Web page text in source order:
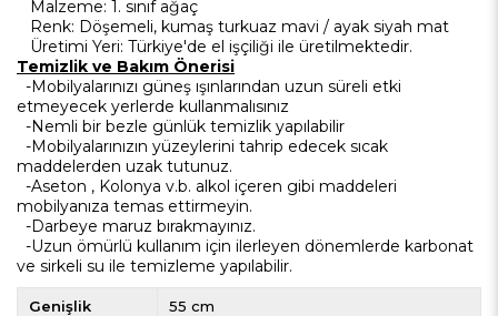
Malzeme: 1. sınıf ağaç
Renk: Döşemeli, kumaş turkuaz mavi / ayak siyah mat
Üretimi Yeri: Türkiye'de el işçiliği ile üretilmektedir.
Temizlik ve Bakım Önerisi
-Mobilyalarınızı güneş ışınlarından uzun süreli etki
etmeyecek yerlerde kullanmalısınız
-Nemli bir bezle günlük temizlik yapılabilir
-Mobilyalarınızın yüzeylerini tahrip edecek sıcak
maddelerden uzak tutunuz.
-Aseton , Kolonya v.b. alkol içeren gibi maddeleri
mobilyanıza temas ettirmeyin.
-Darbeye maruz bırakmayınız.
-Uzun ömürlü kullanım için ilerleyen dönemlerde karbonat
ve sirkeli su ile temizleme yapılabilir.
Genişlik 55 cm